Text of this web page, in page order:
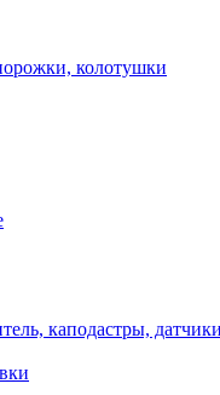
колотушки
каподастры, датчики